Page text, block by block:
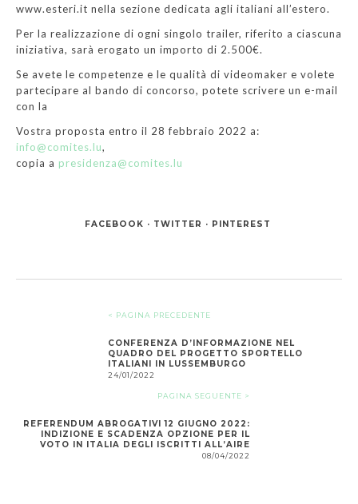
www.esteri.it nella sezione dedicata agli italiani all’estero.
Per la realizzazione di ogni singolo trailer, riferito a ciascuna
iniziativa, sarà erogato un importo di 2.500€.
Se avete le competenze e le qualità di videomaker e volete
partecipare al bando di concorso, potete scrivere un e-mail
con la
Vostra proposta entro il 28 febbraio 2022 a:
info@comites.lu,
copia a presidenza@comites.lu
FACEBOOK TWITTER PINTEREST
< PAGINA PRECEDENTE
CONFERENZA D’INFORMAZIONE NEL
QUADRO DEL PROGETTO SPORTELLO
ITALIANI IN LUSSEMBURGO
24/01/2022
PAGINA SEGUENTE >
REFERENDUM ABROGATIVI 12 GIUGNO 2022:
INDIZIONE E SCADENZA OPZIONE PER IL
VOTO IN ITALIA DEGLI ISCRITTI ALL’AIRE
08/04/2022